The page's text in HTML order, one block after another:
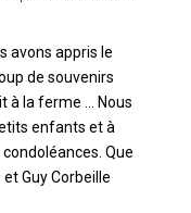
avons appris le
de souvenirs
à la ferme … Nous
enfants et à
Que
Guy Corbeille